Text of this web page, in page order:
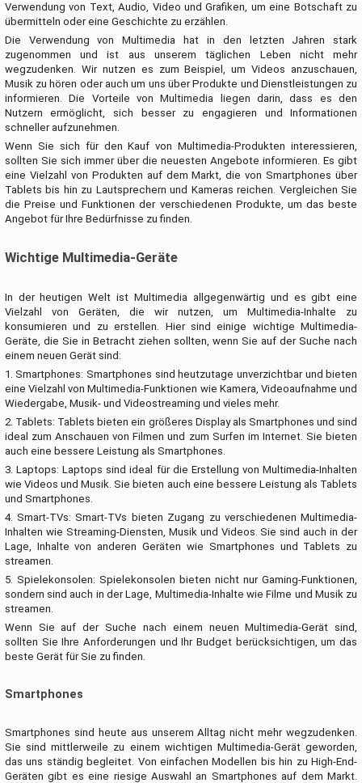
Verwendung von Text, Audio, Video und Grafiken, um eine Botschaft zu
übermitteln oder eine Geschichte zu erzählen.
Die Verwendung von Multimedia hat in den letzten Jahren stark
zugenommen und ist aus unserem täglichen Leben nicht mehr
wegzudenken. Wir nutzen es zum Beispiel, um Videos anzuschauen,
Musik zu hören oder auch um uns über Produkte und Dienstleistungen zu
informieren. Die Vorteile von Multimedia liegen darin, dass es den
Nutzern ermöglicht, sich besser zu engagieren und Informationen
schneller aufzunehmen.
Wenn Sie sich für den Kauf von Multimedia-Produkten interessieren,
sollten Sie sich immer über die neuesten Angebote informieren. Es gibt
eine Vielzahl von Produkten auf dem Markt, die von Smartphones über
Tablets bis hin zu Lautsprechern und Kameras reichen. Vergleichen Sie
die Preise und Funktionen der verschiedenen Produkte, um das beste
Angebot für Ihre Bedürfnisse zu finden.
Wichtige Multimedia-Geräte
In der heutigen Welt ist Multimedia allgegenwärtig und es gibt eine
Vielzahl von Geräten, die wir nutzen, um Multimedia-Inhalte zu
konsumieren und zu erstellen. Hier sind einige wichtige Multimedia-
Geräte, die Sie in Betracht ziehen sollten, wenn Sie auf der Suche nach
einem neuen Gerät sind:
1. Smartphones: Smartphones sind heutzutage unverzichtbar und bieten
eine Vielzahl von Multimedia-Funktionen wie Kamera, Videoaufnahme und
Wiedergabe, Musik- und Videostreaming und vieles mehr.
2. Tablets: Tablets bieten ein größeres Display als Smartphones und sind
ideal zum Anschauen von Filmen und zum Surfen im Internet. Sie bieten
auch eine bessere Leistung als Smartphones.
3. Laptops: Laptops sind ideal für die Erstellung von Multimedia-Inhalten
wie Videos und Musik. Sie bieten auch eine bessere Leistung als Tablets
und Smartphones.
4. Smart-TVs: Smart-TVs bieten Zugang zu verschiedenen Multimedia-
Inhalten wie Streaming-Diensten, Musik und Videos. Sie sind auch in der
Lage, Inhalte von anderen Geräten wie Smartphones und Tablets zu
streamen.
5. Spielekonsolen: Spielekonsolen bieten nicht nur Gaming-Funktionen,
sondern sind auch in der Lage, Multimedia-Inhalte wie Filme und Musik zu
streamen.
Wenn Sie auf der Suche nach einem neuen Multimedia-Gerät sind,
sollten Sie Ihre Anforderungen und Ihr Budget berücksichtigen, um das
beste Gerät für Sie zu finden.
Smartphones
Smartphones sind heute aus unserem Alltag nicht mehr wegzudenken.
Sie sind mittlerweile zu einem wichtigen Multimedia-Gerät geworden,
das uns ständig begleitet. Von einfachen Modellen bis hin zu High-End-
Geräten gibt es eine riesige Auswahl an Smartphones auf dem Markt.